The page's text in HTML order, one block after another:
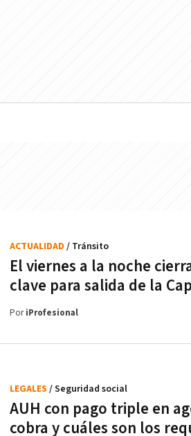
El viernes a la noche
clave para salida de la
ACTUALIDAD / Tránsito
PoriProfesional
AUH con pago triple en
cobra y cuáles son los
LEGALES / Seguridad social